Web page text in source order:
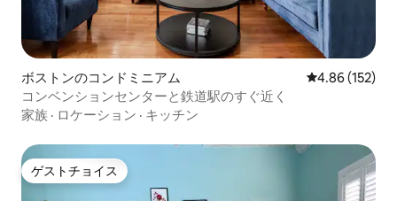
ボストンのコンドミニアム レビュー152
4.86 (152)
コンベンションセンターと鉄道駅のすぐ近く
家族 · ロケーション · キッチン
ゲストチョイス
ゲストチョイス